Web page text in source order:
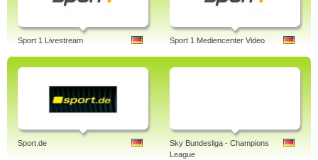
Sport 1 Livestream Sport 1 Mediencenter Video
Sport.de
Sky Bundesliga - Champions
League